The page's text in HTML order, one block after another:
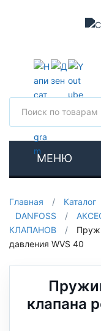
МЕНЮ
Главная / Каталог
DANFOSS
/
КЛАПАНОВ
/
давления WVS 40
клапана